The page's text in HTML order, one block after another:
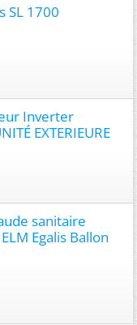
SL 1700
Inverter
EXTERIEURE
sanitaire
Egalis Ballon